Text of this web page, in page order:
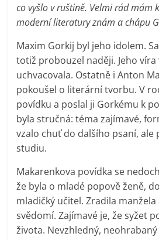
co vyšlo v ruštině. Velmi rád mám
moderní literatury znám a chápu
Maxim Gorkij byl jeho idolem.
totiž probouzel naději. Jeho víra
uchvacovala. Ostatně i Anton
pokoušel o literární tvorbu. V
povídku a poslal ji Gorkému k
byla stručná: téma zajímavé,
vzalo chuť do dalšího psaní,
studiu.
Makarenkova povídka se
že byla o mladé popově ženě,
mladičký učitel. Zradila
svědomí. Zajímavé je, že syžet
života. Nevzhledný,